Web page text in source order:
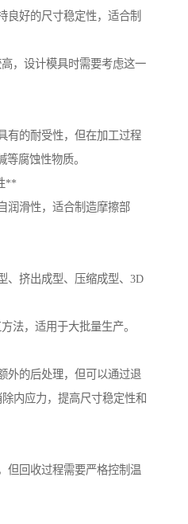
良好的尺寸稳定性，适合制
，设计模具时需要考虑这一
有的耐受性，但在加工过程
腐蚀性物质。
**
润滑性，适合制造摩擦部
、挤出成型、压缩成型、3D
法，适用于大批量生产。
外的后处理，但可以通过退
内应力，提高尺寸稳定性和
但回收过程需要严格控制温